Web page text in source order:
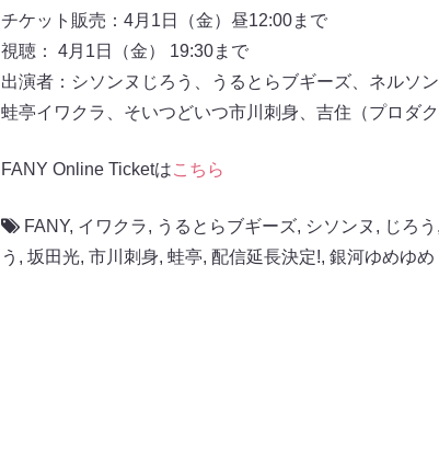
チケット販売：4月1日（金）昼12:00まで
視聴： 4月1日（金） 19:30まで
出演者：シソンヌじろう、うるとらブギーズ、ネルソ
蛙亭イワクラ、そいつどいつ市川刺身、吉住（プロダク
FANY Online Ticketはこちら
FANY, イワクラ, うるとらブギーズ, シソンヌ , じろう ,
う , 坂田光, 市川刺身, 蛙亭, 配信延長決定!, 銀河ゆめゆめ